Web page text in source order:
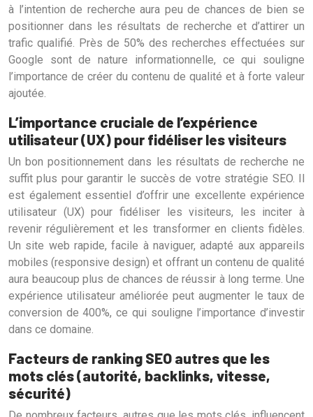
à l’intention de recherche aura peu de chances de bien se
positionner dans les résultats de recherche et d’attirer un
trafic qualifié. Près de 50% des recherches effectuées sur
Google sont de nature informationnelle, ce qui souligne
l’importance de créer du contenu de qualité et à forte valeur
ajoutée.
L’importance cruciale de l’expérience
utilisateur (UX) pour fidéliser les visiteurs
Un bon positionnement dans les résultats de recherche ne
suffit plus pour garantir le succès de votre stratégie SEO. Il
est également essentiel d’offrir une excellente expérience
utilisateur (UX) pour fidéliser les visiteurs, les inciter à
revenir régulièrement et les transformer en clients fidèles.
Un site web rapide, facile à naviguer, adapté aux appareils
mobiles (responsive design) et offrant un contenu de qualité
aura beaucoup plus de chances de réussir à long terme. Une
expérience utilisateur améliorée peut augmenter le taux de
conversion de 400%, ce qui souligne l’importance d’investir
dans ce domaine.
Facteurs de ranking SEO autres que les
mots clés (autorité, backlinks, vitesse,
sécurité)